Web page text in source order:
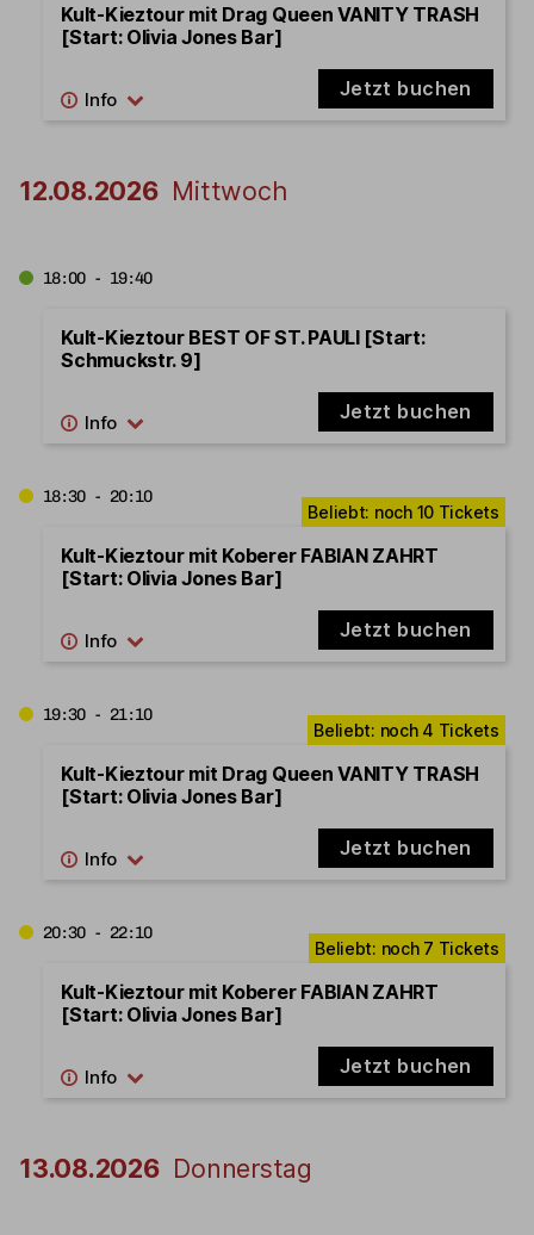
Kult-Kieztour mit Drag Queen VANITY TRASH
[Start: Olivia Jones Bar]
Jetzt buchen
12.08.2026 Mittwoch
18:00 - 19:40
Kult-Kieztour BEST OF ST. PAULI [Start:
Schmuckstr. 9]
Jetzt buchen
18:30 - 20:10
Kult-Kieztour mit Koberer FABIAN ZAHRT
[Start: Olivia Jones Bar]
Jetzt buchen
19:30 - 21:10
Kult-Kieztour mit Drag Queen VANITY TRASH
[Start: Olivia Jones Bar]
Jetzt buchen
20:30 - 22:10
Kult-Kieztour mit Koberer FABIAN ZAHRT
[Start: Olivia Jones Bar]
Jetzt buchen
13.08.2026 Donnerstag